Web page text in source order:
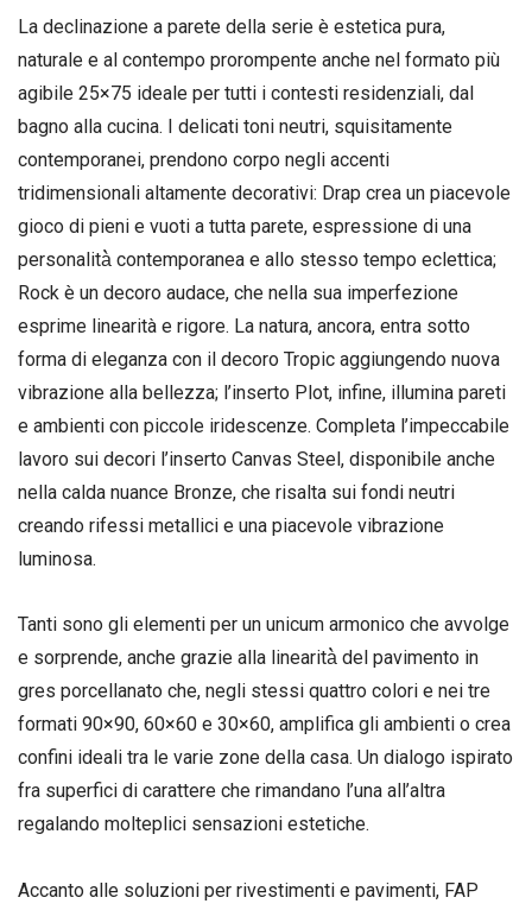
La declinazione a parete della serie è estetica pura,
naturale e al contempo prorompente anche nel formato più
agibile 25×75 ideale per tutti i contesti residenziali, dal
bagno alla cucina. I delicati toni neutri, squisitamente
contemporanei, prendono corpo negli accenti
tridimensionali altamente decorativi: Drap crea un piacevole
gioco di pieni e vuoti a tutta parete, espressione di una
personalità̀ contemporanea e allo stesso tempo eclettica;
Rock è un decoro audace, che nella sua imperfezione
esprime linearità e rigore. La natura, ancora, entra sotto
forma di eleganza con il decoro Tropic aggiungendo nuova
vibrazione alla bellezza; l’inserto Plot, infine, illumina pareti
e ambienti con piccole iridescenze. Completa l’impeccabile
lavoro sui decori l’inserto Canvas Steel, disponibile anche
nella calda nuance Bronze, che risalta sui fondi neutri
creando rifessi metallici e una piacevole vibrazione
luminosa.
Tanti sono gli elementi per un unicum armonico che avvolge
e sorprende, anche grazie alla linearità̀ del pavimento in
gres porcellanato che, negli stessi quattro colori e nei tre
formati 90×90, 60×60 e 30×60, amplifica gli ambienti o crea
confini ideali tra le varie zone della casa. Un dialogo ispirato
fra superfici di carattere che rimandano l’una all’altra
regalando molteplici sensazioni estetiche.
Accanto alle soluzioni per rivestimenti e pavimenti, FAP